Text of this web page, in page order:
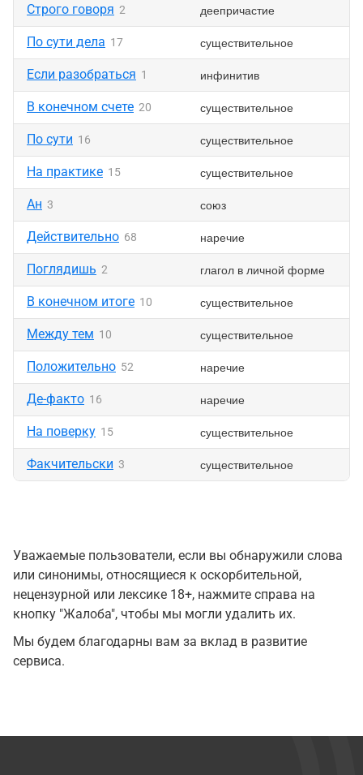
Строго говоря 2 деепричастие
По сути дела 17 существительное
Если разобраться 1 инфинитив
В конечном счете 20 существительное
По сути 16 существительное
На практике 15 существительное
Ан 3 союз
Действительно 68 наречие
Поглядишь 2 глагол в личной форме
В конечном итоге 10 существительное
Между тем 10 существительное
Положительно 52 наречие
Де-факто 16 наречие
На поверку 15 существительное
Факчительски 3 существительное
Уважаемые пользователи, если вы обнаружили слова
или синонимы, относящиеся к оскорбительной,
нецензурной или лексике 18+, нажмите справа на
кнопку "Жалоба", чтобы мы могли удалить их.
Мы будем благодарны вам за вклад в развитие
сервиса.